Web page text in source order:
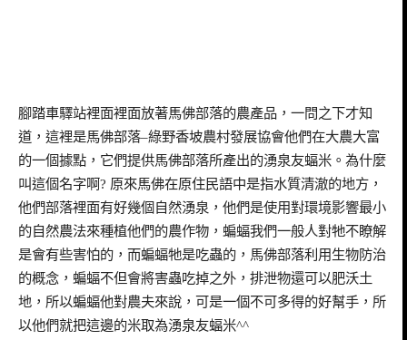
腳踏車驛站裡面裡面放著馬佛部落的農產品 ，一問之下才知
道，這裡是馬佛部落–綠野香坡農村發展協會他們在大農大富
的一個據點，它們提供馬佛部落所產出的湧泉友蝠米。為什麼
叫這個名字啊? 原來馬佛在原住民語中是指水質清澈的地方，
他們部落裡面有好幾個自然湧泉，他們是使用對環境影響最小
的自然農法來種植他們的農作物 ，蝙蝠我們一般人對牠不瞭解
是會有些害怕的 ，而蝙蝠牠是吃蟲的，馬佛部落利用生物防治
的概念 ，蝙蝠不但會將害蟲吃掉之外，排泄物還可以肥沃土
地 ，所以蝙蝠他對農夫來說，可是一個不可多得的好幫手 ，所
以他們就把這邊的米取為湧泉友蝠米^^